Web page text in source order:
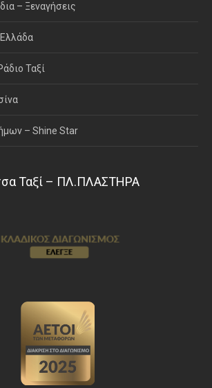
– Ξεναγήσεις
Ταξί
– Shine Star
Ταξί – ΠΛ.ΠΛΑΣΤΗΡΑ